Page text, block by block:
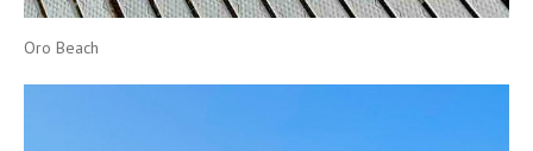
Oro Beach